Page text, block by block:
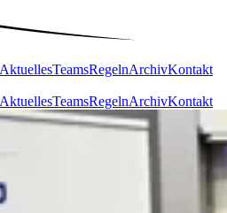
AktuellesTeamsRegelnArchivKontakt
AktuellesTeamsRegelnArchivKontakt